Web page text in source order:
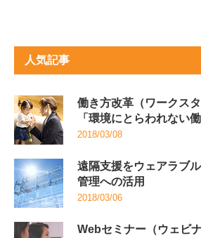
人気記事
働き方改革（ワークス
「環境にとらわれない
2018/03/08
遠隔支援をウェアラブ
管理への活用
2018/03/06
Webセミナー（ウェビ